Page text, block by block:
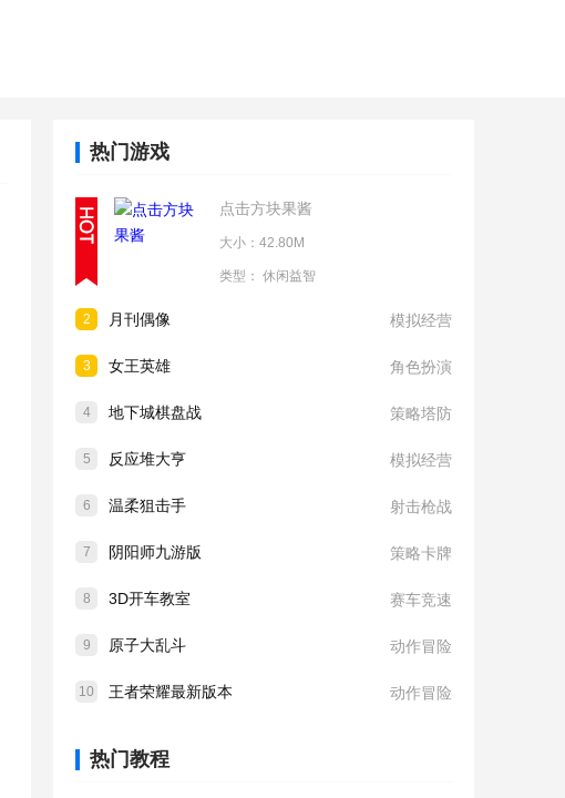
热门游戏
点击方块果酱
大小：42.80M
类型： 休闲益智
2 月刊偶像 模拟经营
3 女王英雄 角色扮演
4 地下城棋盘战 策略塔防
5 反应堆大亨 模拟经营
6 温柔狙击手 射击枪战
7 阴阳师九游版 策略卡牌
8 3D开车教室 赛车竞速
9 原子大乱斗 动作冒险
10 王者荣耀最新版本 动作冒险
热门教程